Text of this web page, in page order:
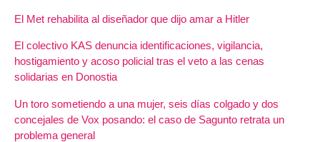
El Met rehabilita al diseñador que dijo amar a Hitler
El colectivo KAS denuncia identificaciones, vigilancia,
hostigamiento y acoso policial tras el veto a las cenas
solidarias en Donostia
Un toro sometiendo a una mujer, seis días colgado y dos
concejales de Vox posando: el caso de Sagunto retrata un
problema general